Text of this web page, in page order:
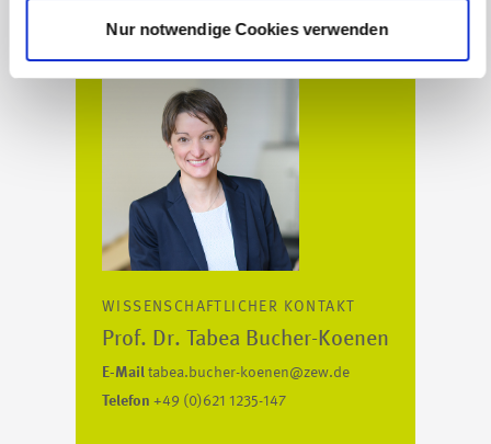
Nur notwendige Cookies verwenden
WISSENSCHAFTLICHER KONTAKT
Prof. Dr. Tabea Bucher-Koenen
E-Mail tabea.bucher-koenen@zew.de
Telefon +49 (0)621 1235-147